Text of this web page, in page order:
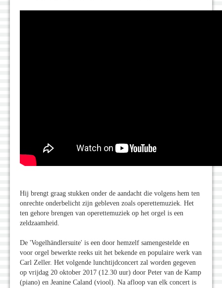
Hij brengt graag stukken onder de aandacht die volgens hem ten
onrechte onderbelicht zijn gebleven zoals operettemuziek. Het
ten gehore brengen van operettemuziek op het orgel is een
zeldzaamheid.
De 'Vogelhändlersuite' is een door hemzelf samengestelde en
voor orgel bewerkte reeks uit het bekende en populaire werk van
Carl Zeller. Het volgende lunchtijdconcert zal worden gegeven
op vrijdag 20 oktober 2017 (12.30 uur) door Peter van de Kamp
(piano) en Jeanine Caland (viool). Na afloop van elk concert is